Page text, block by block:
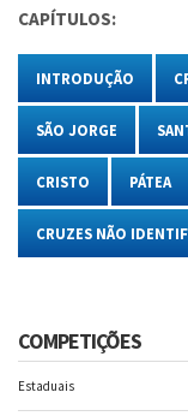
CAPÍTULOS:
INTRODUÇÃO
SÃO JORGE
CRISTO PÁTEA
CRUZES NÃO
COMPETIÇÕES
Estaduais